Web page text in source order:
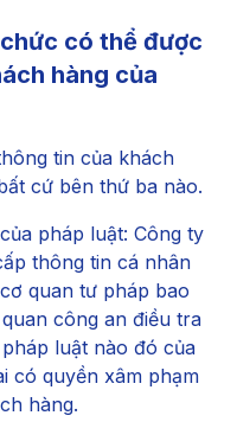
có thể được
hàng của
tin của khách
cứ bên thứ ba nào.
pháp luật: Công ty
thông tin cá nhân
quan tư pháp bao
công an điều tra
luật nào đó của
có quyền xâm phạm
hàng.